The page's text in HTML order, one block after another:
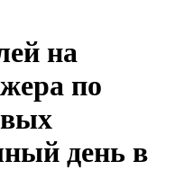
на
по
день в